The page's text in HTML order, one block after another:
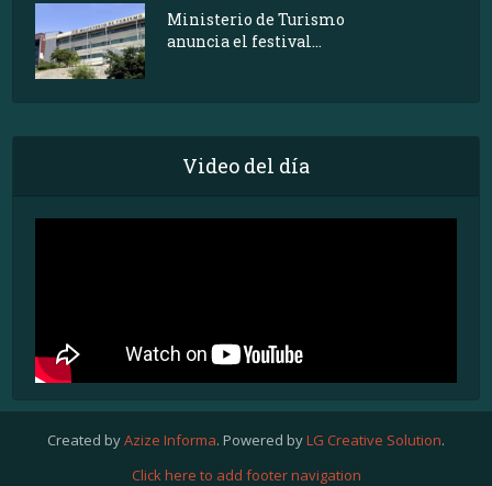
Ministerio de Turismo
anuncia el festival...
Video del día
Created byAzize Informa. Powered byLG Creative Solution.
Click here to add footer navigation